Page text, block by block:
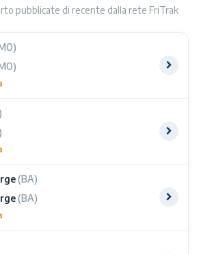
pubblicate di recente dalla rete FriTrak
(BA)
(BA)